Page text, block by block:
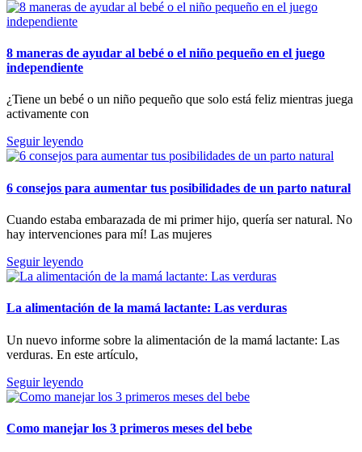
8 maneras de ayudar al bebé o el niño pequeño en el juego
independiente
¿Tiene un bebé o un niño pequeño que solo está feliz mientras juega
activamente con
Seguir leyendo
6 consejos para aumentar tus posibilidades de un parto natural
Cuando estaba embarazada de mi primer hijo, quería ser natural. No
hay intervenciones para mí! Las mujeres
Seguir leyendo
La alimentación de la mamá lactante: Las verduras
Un nuevo informe sobre la alimentación de la mamá lactante: Las
verduras. En este artículo,
Seguir leyendo
Como manejar los 3 primeros meses del bebe